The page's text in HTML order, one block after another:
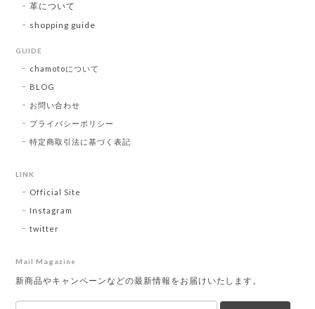
革について
shopping guide
GUIDE
chamotoについて
BLOG
お問い合わせ
プライバシーポリシー
特定商取引法に基づく表記
LINK
Official Site
Instagram
twitter
Mail Magazine
新商品やキャンペーンなどの最新情報をお届けいたします。